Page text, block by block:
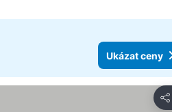
Ukázat ceny